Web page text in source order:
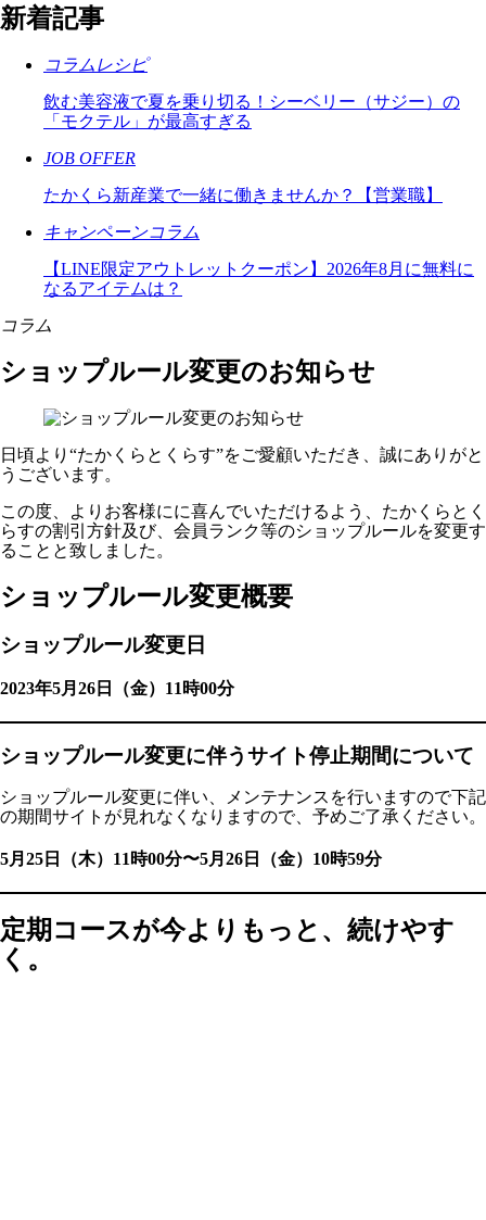
新着記事
コラムレシピ
飲む美容液で夏を乗り切る！シーベリー（サジー）の
「モクテル」が最高すぎる
JOB OFFER
たかくら新産業で一緒に働きませんか？【営業職】
キャンペーンコラム
【LINE限定アウトレットクーポン】2026年8月に無料に
なるアイテムは？
コラム
ショップルール変更のお知らせ
日頃より“たかくらとくらす”をご愛顧いただき、誠にありがと
うございます。
この度、よりお客様にに喜んでいただけるよう、たかくらとく
らすの割引方針及び、会員ランク等のショップルールを変更す
ることと致しました。
ショップルール変更概要
ショップルール変更日
2023年5月26日（金）11時00分
ショップルール変更に伴うサイト停止期間について
ショップルール変更に伴い、メンテナンスを行いますので下記
の期間サイトが見れなくなりますので、予めご了承ください。
5月25日（木）11時00分〜5月26日（金）10時59分
定期コースが今よりもっと、続けやす
く。